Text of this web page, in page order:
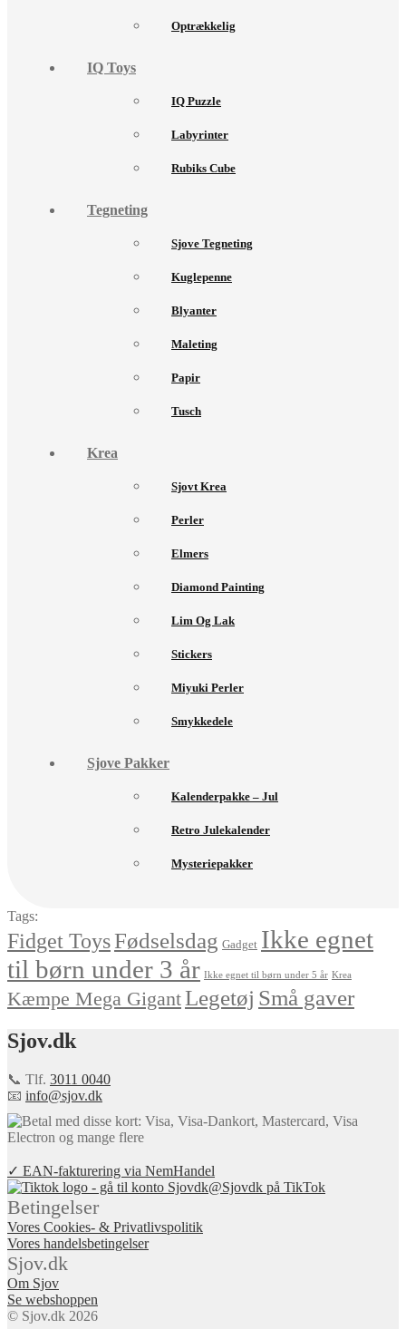
Optrækkelig
IQ Toys
IQ Puzzle
Labyrinter
Rubiks Cube
Tegneting
Sjove Tegneting
Kuglepenne
Blyanter
Maleting
Papir
Tusch
Krea
Sjovt Krea
Perler
Elmers
Diamond Painting
Lim Og Lak
Stickers
Miyuki Perler
Smykkedele
Sjove Pakker
Kalenderpakke – Jul
Retro Julekalender
Mysteriepakker
Tags:
Fidget ToysFødselsdag Gadget Ikke egnet
til børn under 3 år Ikke egnet til børn under 5 år Krea
Kæmpe Mega GigantLegetøj Små gaver
Sjov.dk
📞 Tlf. 3011 0040
📧 info@sjov.dk
✓ EAN-fakturering via NemHandel
@Sjovdk på TikTok
Betingelser
Vores Cookies- & Privatlivspolitik
Vores handelsbetingelser
Sjov.dk
Om Sjov
Se webshoppen
© Sjov.dk 2026